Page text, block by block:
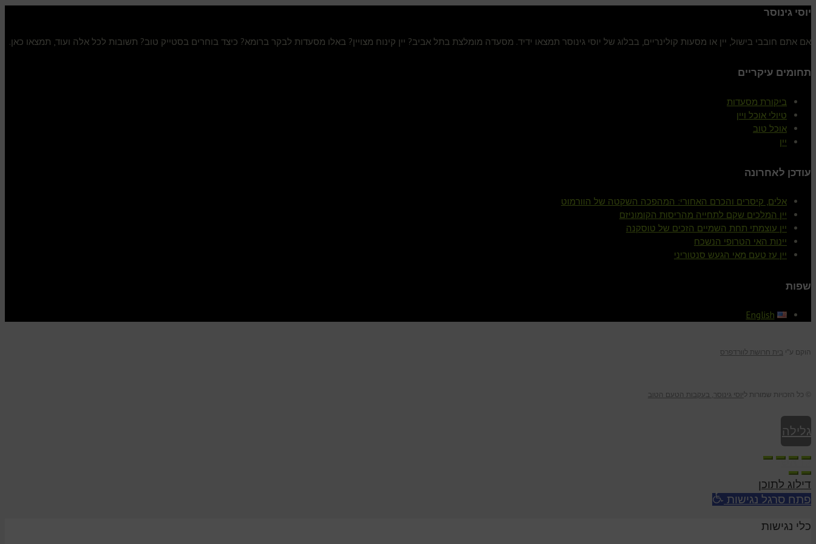
יוסי גינוסר
אם אתם חובבי בישול, יין או מסעות קולינריים, בבלוג של יוסי גינוסר תמצאו ידיד. מסעדה מומלצת בתל אביב? יין קינוח מצויין? באלו מסעדות לבקר ברומא? כיצד בוחרים בסטייק טוב? תשובות לכל אלה ועוד, תמצאו כאן.
תחומים עיקריים
ביקורת מסעדות
טיולי אוכל ויין
אוכל טוב
יין
עודכן לאחרונה
אלים, קיסרים והכרם האחורי: המהפכה השקטה של הוורמוט
יין המלכים שקם לתחייה מהריסות הקומוניזם
יין עוצמתי תחת השמיים הזכים של טוסקנה
יינות האי הטרופי הנשכח
יין עז טעם מאי הגעש סנטוריני
שפות
English
הוקם ע"י בית חרושת לוורדפרס
© כל הזכויות שמורות ליוסי גינוסר, בעקבות הטעם הטוב
גלילה
לראש
העמוד
דילוג לתוכן
פתח סרגל נגישות
כלי נגישות